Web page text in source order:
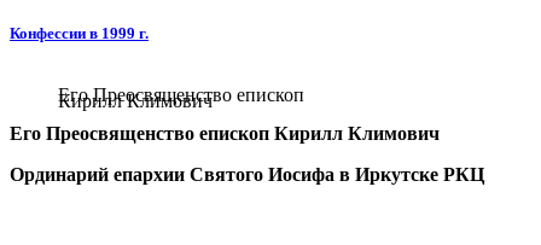
Конфессии в 1999 г.
Его Преосвященство епископ
Кирилл Климович
Его Преосвященство епископ Кирилл Климович
Ординарий епархии Святого Иосифа в Иркутске РКЦ